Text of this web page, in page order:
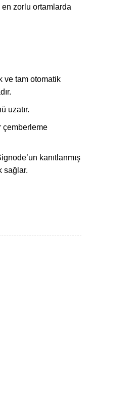
zorlu ortamlarda
ve tam otomatik
uzatır.
çemberleme
kanıtlanmış
sağlar.